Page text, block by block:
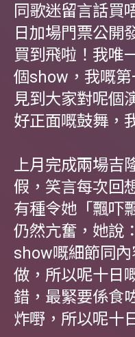
同歌迷留言話買
日加場門票公開
買到飛啦！我唯
個show，我嘅
見到大家對呢個
好正面嘅鼓舞，
上月完成兩場吉
假，笑言每次回
有種令她「飄吓
仍然亢奮，她說
show嘅細節同
做，所以呢十日
錯，最緊要係食
炸嘢，所以呢十